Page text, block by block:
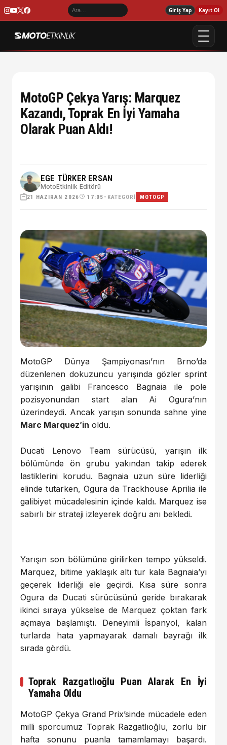
Giriş Yap Kayıt Ol
MotoGP Çekya Yarış: Marquez
Kazandı, Toprak En İyi Yamaha
Olarak Puan Aldı!
EGE TÜRKER ERSAN
MotoEtkinlik Editörü
21 HAZIRAN 2026 17:05 • KATEGORI MOTOGP
MotoGP Dünya Şampiyonası’nın Brno’da
düzenlenen dokuzuncu yarışında gözler sprint
yarışının galibi Francesco Bagnaia ile pole
pozisyonundan start alan Ai Ogura’nın
üzerindeydi. Ancak yarışın sonunda sahne yine
Marc Marquez’in oldu.
Ducati Lenovo Team sürücüsü, yarışın ilk
bölümünde ön grubu yakından takip ederek
lastiklerini korudu. Bagnaia uzun süre liderliği
elinde tutarken, Ogura da Trackhouse Aprilia ile
galibiyet mücadelesinin içinde kaldı. Marquez ise
sabırlı bir strateji izleyerek doğru anı bekledi.
Yarışın son bölümüne girilirken tempo yükseldi.
Marquez, bitime yaklaşık altı tur kala Bagnaia’yı
geçerek liderliği ele geçirdi. Kısa süre sonra
Ogura da Ducati sürücüsünü geride bırakarak
ikinci sıraya yükselse de Marquez çoktan fark
açmaya başlamıştı. Deneyimli İspanyol, kalan
turlarda hata yapmayarak damalı bayrağı ilk
sırada gördü.
Toprak Razgatlıoğlu Puan Alarak En İyi
Yamaha Oldu
MotoGP Çekya Grand Prix’sinde mücadele eden
milli sporcumuz Toprak Razgatlıoğlu, zorlu bir
hafta sonunu puanla tamamlamayı başardı.